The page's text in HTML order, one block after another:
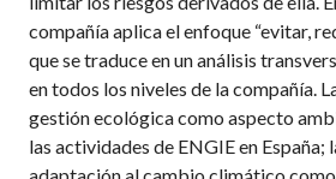
compañía aplica el enfoque “evitar,
que se traduce en un análisis
en todos los niveles de la compañía.
gestión ecológica como aspecto
las actividades de ENGIE en España;